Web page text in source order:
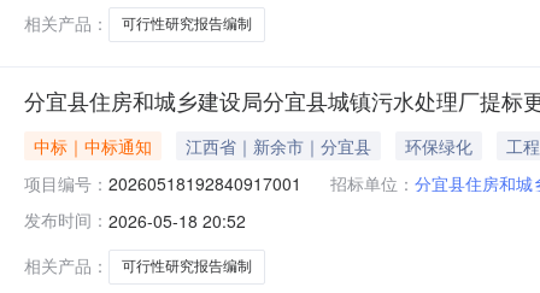
相关产品：
可行性研究报告编制
分宜县住房和城乡建设局分宜县城镇污水处理厂提标
中标｜中标通知 江西省｜新余市｜分宜县 环保绿化
工程
项目编号： 20260518192840917001 招标单位： 分宜县住房和城
发布时间： 2026-05-18 20:52
相关产品：
可行性研究报告编制